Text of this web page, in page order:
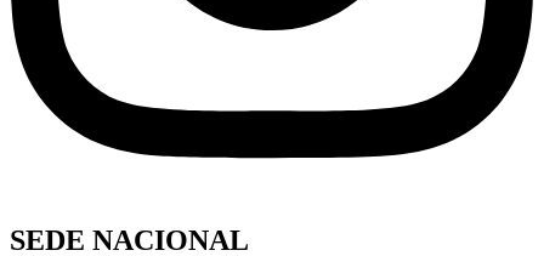
SEDE NACIONAL